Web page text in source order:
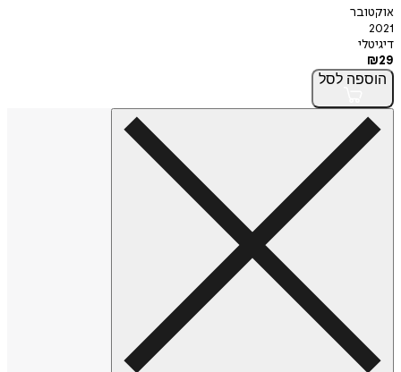
אוקטובר
2021
דיגיטלי
₪29
הוספה לסל